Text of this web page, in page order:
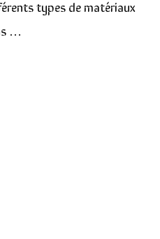
types de matériaux
…